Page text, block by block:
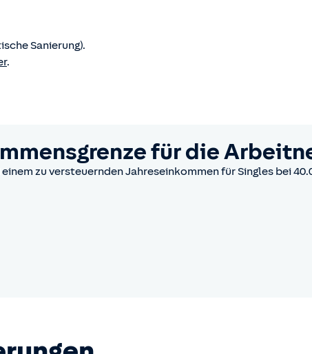
Sanierung).
.
für die
zu versteuernden Jahreseinkommen fürSingles bei